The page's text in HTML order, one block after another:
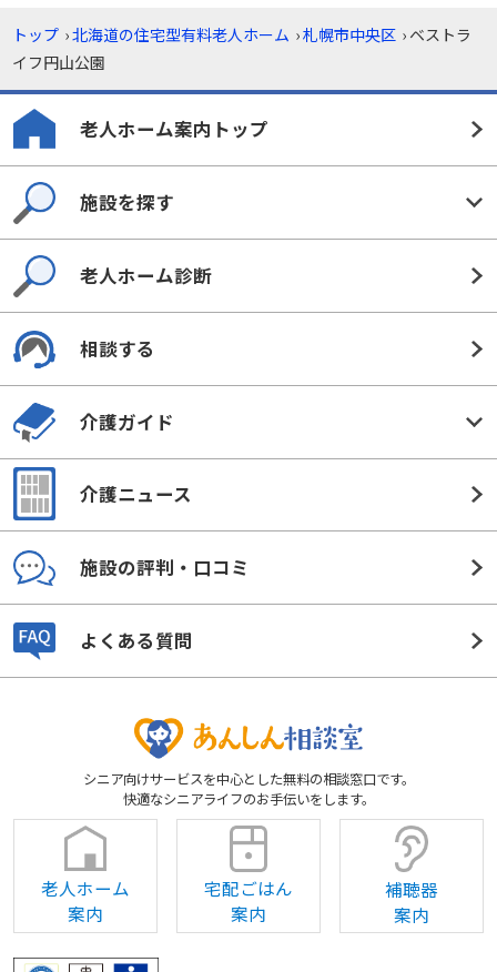
トップ ›北海道の住宅型有料老人ホーム ›札幌市中央区 › ベストラ
イフ円山公園
老人ホーム案内トップ
施設を探す
老人ホーム診断
相談する
介護ガイド
介護ニュース
施設の評判・口コミ
よくある質問
シニア向けサービスを中心とした無料の相談窓口です。
快適なシニアライフのお手伝いをします。
老人ホーム
案内
宅配ごはん
案内
補聴器
案内